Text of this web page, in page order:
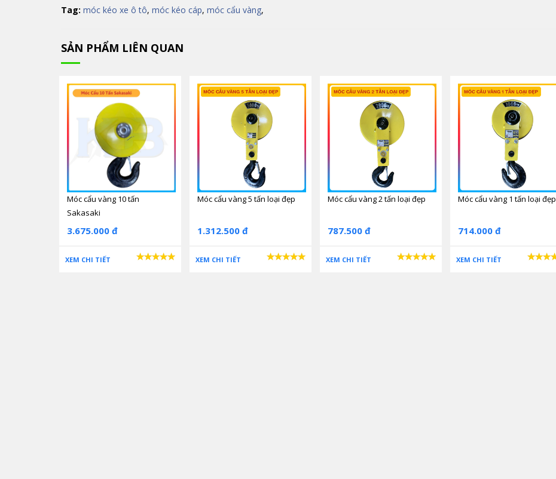
Tag: móc kéo xe ô tô, móc kéo cáp, móc cẩu vàng,
SẢN PHẨM LIÊN QUAN
Móc cẩu vàng 10 tấn
Sakasaki
3.675.000 đ
XEM CHI TIẾT
Móc cẩu vàng 5 tấn loại đẹp
1.312.500 đ
XEM CHI TIẾT
Móc cẩu vàng 2 tấn loại đẹp
787.500 đ
XEM CHI TIẾT
Móc cẩu vàng 1 tấn loại đẹp
714.000 đ
XEM CHI TIẾT